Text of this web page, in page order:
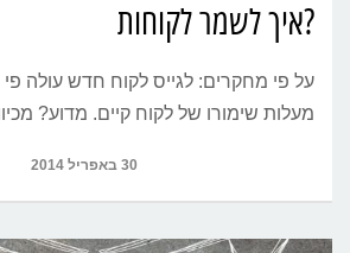
?איך לשמר לקוחות
על פי מחקרים: לגייס לקוח חדש עולה
מעלות שימורו של לקוח קיים. מדוע?
30 באפריל 2014